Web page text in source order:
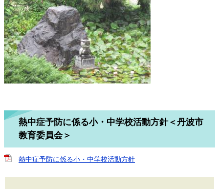
熱中症予防に係る小・中学校活動方針＜丹波市
教育委員会＞
熱中症予防に係る小・中学校活動方針